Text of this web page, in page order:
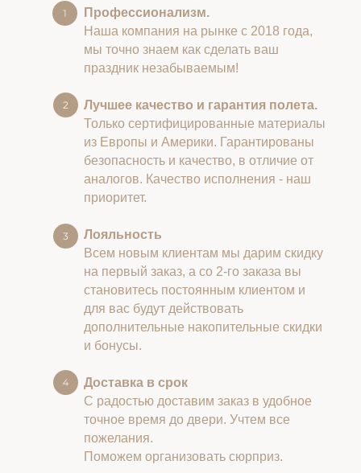
Профессионализм.
Наша компания на рынке с 2018 года,
мы точно знаем как сделать ваш
праздник незабываемым!
Лучшее качество и гарантия полета.
Только сертифицированные материалы
из Европы и Америки. Гарантированы
безопасность и качество, в отличие от
аналогов. Качество исполнения - наш
приоритет.
Лояльность
Всем новым клиентам мы дарим скидку
на первый заказ, а со 2-го заказа вы
становитесь постоянным клиентом и
для вас будут действовать
дополнительные накопительные скидки
и бонусы.
Доставка в срок
С радостью доставим заказ в удобное
точное время до двери. Учтем все
пожелания.
Поможем организовать сюрприз.